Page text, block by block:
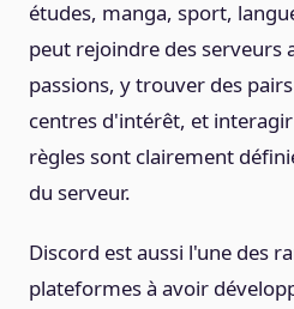
études, manga, sport,
peut rejoindre des serveurs
passions, y trouver des
centres d'intérêt, et
règles sont clairement
du serveur.
Discord est aussi l'une des
plateformes à avoir